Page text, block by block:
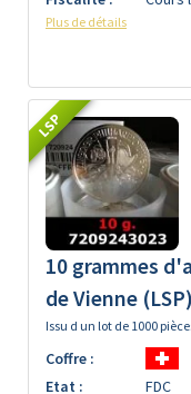
Plus de détails
LSP
10 grammes
de Vienne (LSP)
Issu d un lot de 1000
Coffre :
Etat :
FDC